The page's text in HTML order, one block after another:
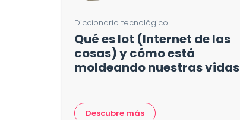
Diccionario tecnológico
Qué es Iot (Internet de las
cosas) y cómo está
moldeando nuestras vidas
Descubre más